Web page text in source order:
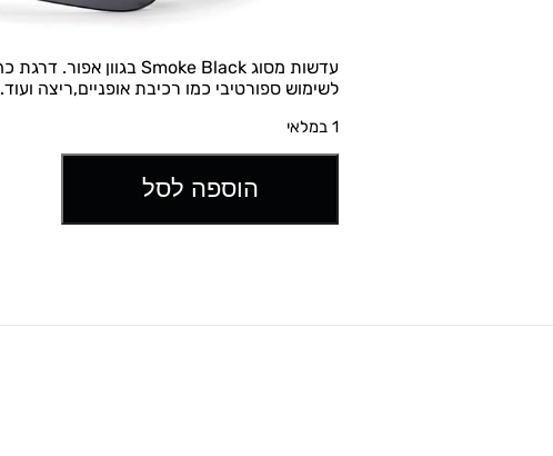
לשימוש ספורטיבי כמו רכיבת אופניים,ריצה ועוד.
1 במלאי
הוספה לסל